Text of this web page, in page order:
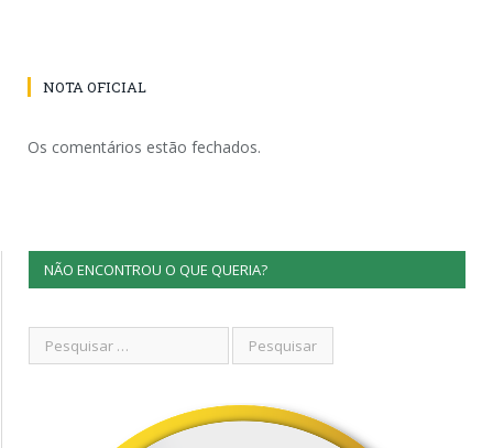
NOTA OFICIAL
Os comentários estão fechados.
NÃO ENCONTROU O QUE QUERIA?